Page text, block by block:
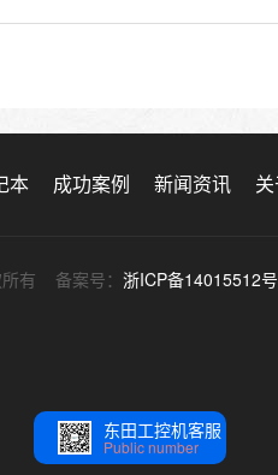
本 成功案例 新闻资讯
有 备案号： 浙ICP备14015512
东田工控机客服
Public number